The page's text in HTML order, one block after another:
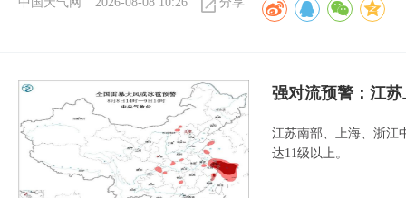
强对流预警：江
江苏南部、上海、浙江
达11级以上。